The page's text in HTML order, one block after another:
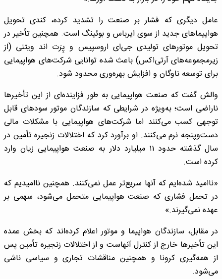
عامل دیگری که فشار بر صنعت را تشدید کرده، کندی تحویل
هواپیماهای جدید از سوی ایرباس و بوئینگ است. همچنین تأخیر در
تحویل موتورهای تولیدی جی‌ای اروسپیس و پِرَت اند ویتنی (از
زیرمجموعه‌های آرتی‌اکس) باعث شده توانایی شرکت‌های هواپیمایی
برای توسعه ناوگان و افزایش بهره‌وری محدود شود.
والش گفت که صنعت هواپیمایی به طور فزاینده‌ای از این تأخیرها
ناراضی است؛ به‌ویژه در شرایطی که سازندگان موتور سودهای قابل
توجهی کسب می‌کنند اما شرکت‌های هواپیمایی با مشکلات مالی
دست‌وپنجه نرم می‌کنند. او برآورد کرد که اختلالات زنجیره تأمین در
سال گذشته حدود ۱۱ میلیارد دلار به صنعت هواپیمایی زیان وارد
کرده است.
«ناامید شده‌ایم که آنها سریع‌تر عمل نمی‌کنند. همچنین ناامیدیم که
در تحمل فشاری که صنعت هواپیمایی متحمل می‌شود، سهمی بر
عهده نمی‌گیرند.»
در مقابل، سازندگان هواپیما و موتور اعلام کرده‌اند که بخش عمده
این تأخیرها خارج از کنترل آنهاست و از اختلالات زنجیره تأمین پس
از همه‌گیری کرونا و همچنین مناقشات تجاری و سیاسی ناشی
می‌شود.